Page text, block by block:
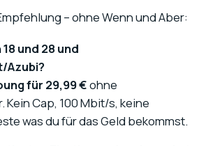
– ohne Wenn und Aber:
und 28 und
Azubi?
für 29,99 €ohne
Cap, 100 Mbit/s, keine
was du für das Geld bekommst.